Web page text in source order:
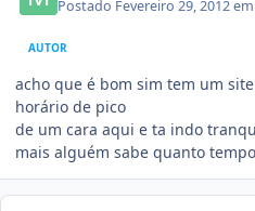
Postado Fevereiro 29, 2012
AUTOR
acho que é bom sim tem um
horário de pico
de um cara aqui e ta indo
mais alguém sabe quanto